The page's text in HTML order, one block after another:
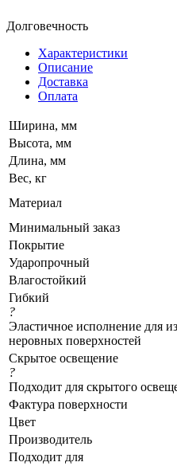
Долговечность
Характеристики
Описание
Доставка
Оплата
Ширина, мм
Высота, мм
Длина, мм
Вес, кг
Материал
Минимальный заказ
Покрытие
Ударопрочный
Влагостойкий
Гибкий
?
Эластичное исполнение для
неровных поверхностей
Скрытое освещение
?
Подходит для скрытого
Фактура поверхности
Цвет
Производитель
Подходит для